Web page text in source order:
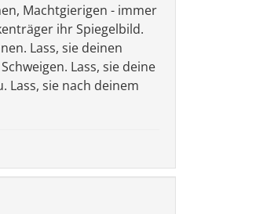
Machtgierigen - immer
ihr Spiegelbild.
Lass, sie deinen
Lass, sie deine
Lass, sie nach deinem